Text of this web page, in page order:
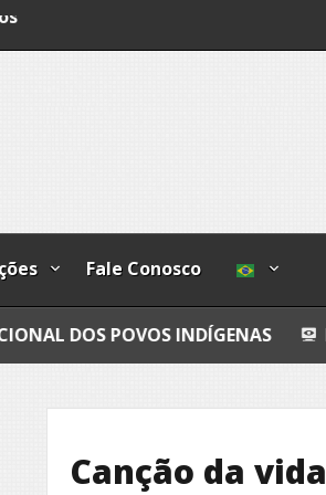
Fale Conosco
INDÍGENAS BAILANDO
Canção da vida